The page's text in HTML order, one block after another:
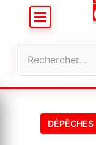
DÉPÊCHES